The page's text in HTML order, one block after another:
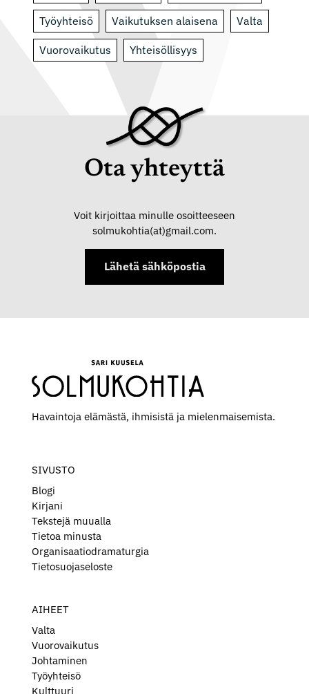
Työyhteisö Vaikutuksen alaisena Valta
Vuorovaikutus Yhteisöllisyys
Ota yhteyttä
Voit kirjoittaa minulle osoitteeseen
solmukohtia(at)gmail.com.
Lähetä sähköpostia
Havaintoja elämästä, ihmisistä ja mielen­maisemista.
SIVUSTO
Blogi
Kirjani
Tekstejä muualla
Tietoa minusta
Organisaatiodramaturgia
Tietosuojaseloste
AIHEET
Valta
Vuorovaikutus
Johtaminen
Työyhteisö
Kulttuuri